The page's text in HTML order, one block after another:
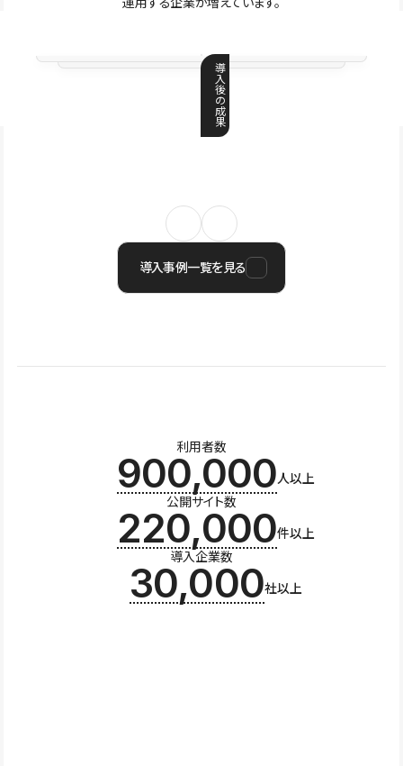
導
入
後
の
成
果
導入事例一覧を見る
利用者数
900,000人以上
公開サイト数
220,000件以上
導入企業数
30,000社以上